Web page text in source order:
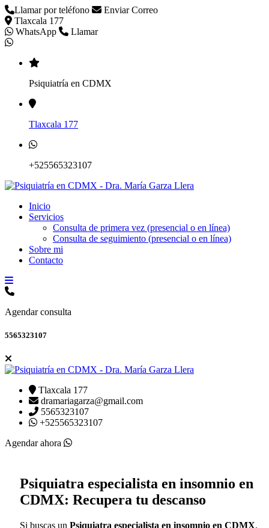
Llamar por teléfono
Enviar Correo
Tlaxcala 177
WhatsApp
Llamar
Psiquiatría en CDMX
Tlaxcala 177
+525565323107
Inicio
Servicios
Consulta de primera vez (presencial o en línea)
Consulta de seguimiento (presencial o en línea)
Sobre mi
Contacto
Agendar consulta
5565323107
Tlaxcala 177
dramariagarza@gmail.com
5565323107
+525565323107
Agendar ahora
Psiquiatra especialista en insomnio en
CDMX: Recupera tu descanso
Si buscas un Psiquiatra especialista en insomnio en CDMX,